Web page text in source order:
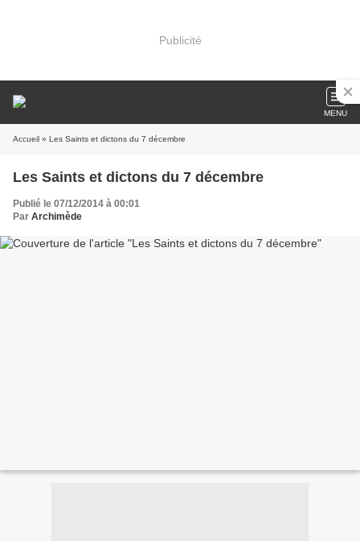
Publicité
MENU
Accueil » Les Saints et dictons du 7 décembre
Les Saints et dictons du 7 décembre
Publié le 07/12/2014 à 00:01
Par Archimède